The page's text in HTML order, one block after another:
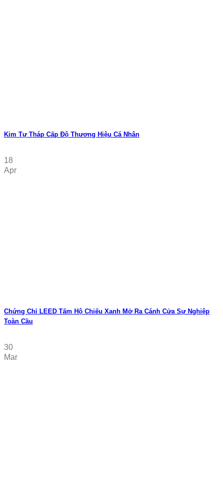
Kim Tự Tháp Cấp Độ Thương Hiệu Cá Nhân
18
Apr
Chứng Chỉ LEED Tấm Hộ Chiếu Xanh Mở Ra Cánh Cửa Sự Nghiệp
Toàn Cầu
30
Mar